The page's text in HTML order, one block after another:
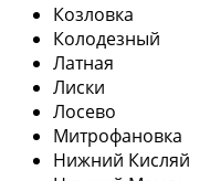
Козловка
Колодезный
Латная
Лиски
Лосево
Митрофановка
Нижний Кисляй